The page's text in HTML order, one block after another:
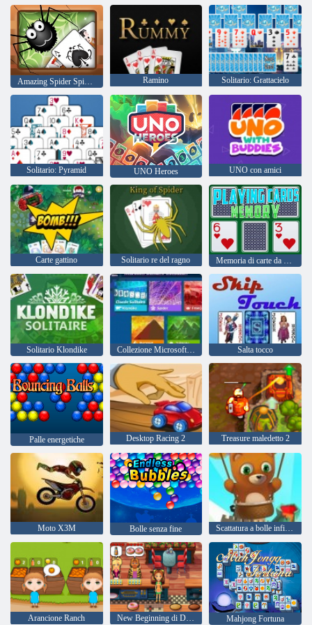
Ramino Solitario: Grattacielo
Solitario: Pyramid UNO Heroes UNO con amici
Carte gattino Solitario re del ragno Memoria di carte da gioco
Solitario Klondike Collezione Microsoft Solitaire Salta tocco
Palle energetiche Desktop Racing 2 Treasure maledetto 2
Moto X3M Bolle senza fine Scattatura a bolle infinita
Arancione Ranch New Beginning di Delicious Emily
Mahjong Fortuna